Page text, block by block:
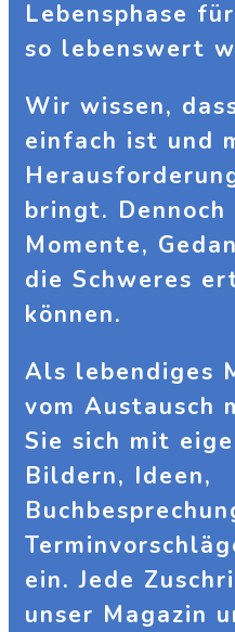
Lebensphase
so lebenswert
Wir wissen,
einfach ist und
bringt.
Momente,
die Schweres
können.
Als lebendiges
vom Austausch
Sie sich mit
Bildern, Ideen,
ein. Jede
unser Magazin